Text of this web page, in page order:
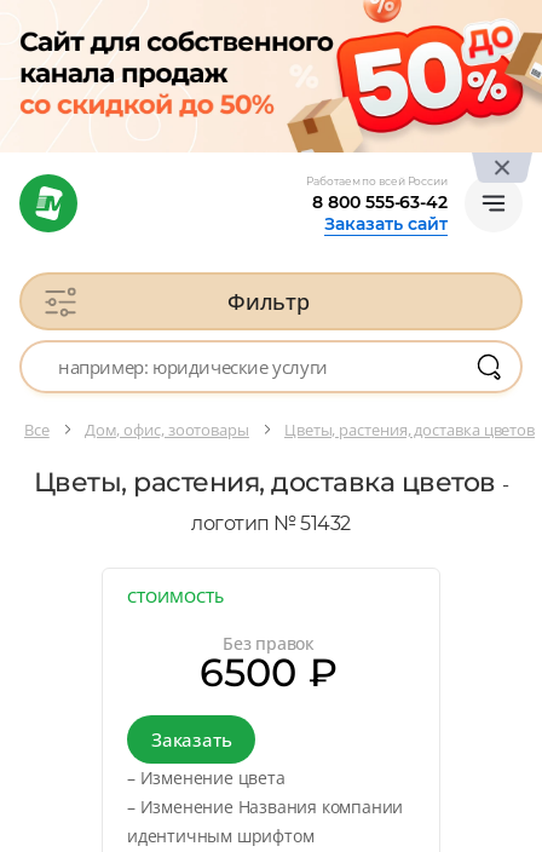
Работаем по всей России
8 800 555-63-42
Заказать сайт
Фильтр
Все Дом, офис, зоотовары Цветы, растения, доставка цветов
Цветы, растения, доставка цветов -
логотип № 51432
СТОИМОСТЬ
Без правок
6500 ₽
Заказать
– Изменение цвета
– Изменение Названия компании
идентичным шрифтом